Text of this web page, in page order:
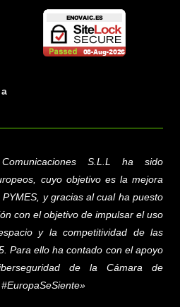
S.L.L ha sido
cuyo objetivo es la mejora
y gracias al cual ha puesto
con el objetivo de impulsar el uso
y la competitividad de las
Para ello ha contado con el apoyo
de la Cámara de